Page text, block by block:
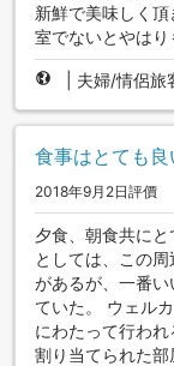
新鮮で美味しく
室でないとやはり
夫婦/情侶旅
食事はとても良
2018年9月2日評價
夕食、朝食共に
としては、この
があるが、一番
ていた。 ウェル
にわたって行わ
割り当てられた